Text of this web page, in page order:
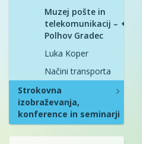
Muzej pošte in
telekomunikacij –
Polhov Gradec
Luka Koper
Načini transporta
Strokovna
izobraževanja,
konference in seminarji